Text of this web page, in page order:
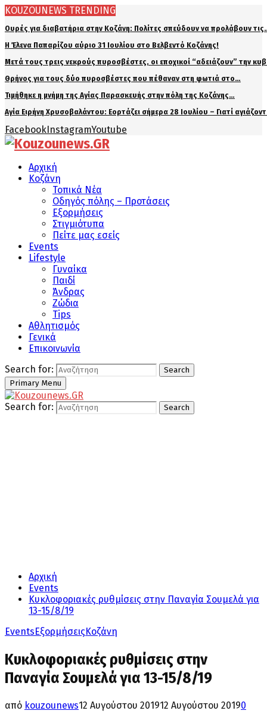
KOUZOUNEWS TRENDING
Ουρές για διαβατήρια στην Κοζάνη: Πολίτες σπεύδουν να προλάβουν
Η Έλενα Παπαρίζου αύριο 31 Ιουλίου στο Βελβεντό Κοζάνης!
Μετά τους τρεις νεκρούς πυροσβέστες, οι εποχικοί “αδειάζουν” την
Θρήνος για τους δύο πυροσβέστες που πέθαναν στη φωτιά στο…
Τιμήθηκε η μνήμη της Αγίας Παρασκευής στην πόλη της Κοζάνης…
Αγία Ειρήνη Χρυσοβαλάντου: Εορτάζει σήμερα 28 Ιουλίου – Γιατί
FacebookInstagramYoutube
Αρχική
Κοζάνη
Τοπικά Νέα
Οδηγός πόλης – Προτάσεις
Εξορμήσεις
Στιγμιότυπα
Πείτε μας εσείς
Events
Lifestyle
Γυναίκα
Παιδί
Άνδρας
Ζώδια
Tips
Αθλητισμός
Γενικά
Επικοινωνία
Search for:
Search
Primary Menu
Search for: Search
Αρχική
Events
Κυκλοφοριακές ρυθμίσεις στην Παναγία Σουμελά για
13-15/8/19
EventsΕξορμήσειςΚοζάνη
Κυκλοφοριακές ρυθμίσεις στην
Παναγία Σουμελά για 13-15/8/19
από kouzounews12 Αυγούστου 201912 Αυγούστου 20190